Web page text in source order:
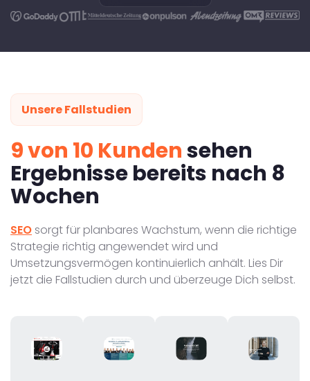
Unsere Fallstudien
9 von 10 Kundensehen
Ergebnisse bereits nach 8
Wochen
SEO sorgt für planbares Wachstum, wenn die richtige
Strategie richtig angewendet wird und
Umsetzungsvermögen kontinuierlich anhält. Lies Dir
jetzt die Fallstudien durch und überzeuge Dich selbst.